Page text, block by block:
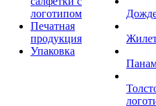
логотипом
Печатная
продукция
Упаковка